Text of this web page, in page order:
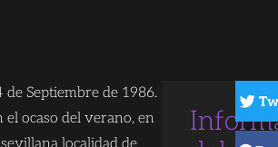
de Septiembre de 1986.
el ocaso del verano, en